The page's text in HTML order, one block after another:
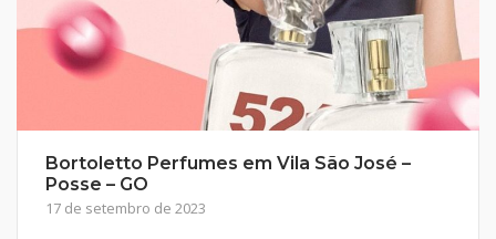
Bortoletto Perfumes em Vila São José –
Posse – GO
17 de setembro de 2023